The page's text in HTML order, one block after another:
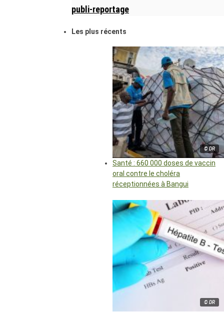
publi-reportage
Les plus récents
© DR
Santé : 660 000 doses de vaccin
oral contre le choléra
réceptionnées à Bangui
© DR